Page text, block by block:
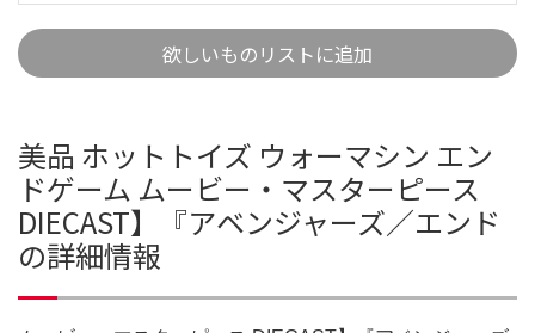
欲しいものリストに追加
美品 ホットトイズ ウォーマシン エン
ドゲーム ムービー・マスターピース
DIECAST】『アベンジャーズ／エンド
の詳細情報